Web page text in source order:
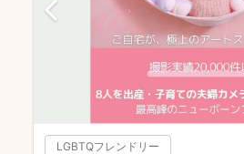
LGBTQフレンドリー